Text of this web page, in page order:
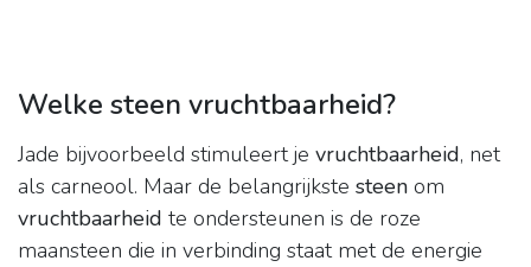
Welke steen vruchtbaarheid?
Jade bijvoorbeeld stimuleert je vruchtbaarheid, net
als carneool. Maar de belangrijkste steen om
vruchtbaarheid te ondersteunen is de roze
maansteen die in verbinding staat met de energie